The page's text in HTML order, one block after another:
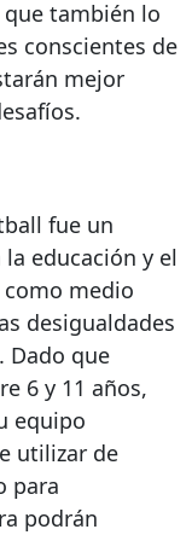
también lo
conscientes de
mejor
fue un
educación y el
medio
desigualdades
Dado que
6 y 11 años,
equipo
utilizar de
para
podrán